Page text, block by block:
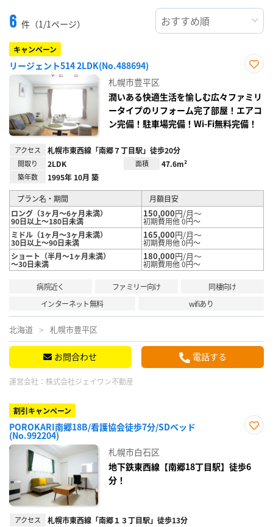
6 件（1/1ページ）
キャンペーン
リージェント514 2LDK(No.488694)
り登
録
札幌市豊平区
潤いある快適生活を愉しむ広々ファミリ
ータイプのリフォーム完了部屋！エアコ
ン完備！駐車場完備！Wi-Fi無料完備！
アクセス 札幌市東西線「南郷７丁目駅」徒歩20分
間取り 2LDK 面積 47.6m²
築年数 1995年 10月 築
プラン名・期間
月額目安
ロング（3ヶ月～6ヶ月未満）
90日以上～180日未満
150,000円/月～
初期費用他 0円～
ミドル（1ヶ月～3ヶ月未満）
30日以上～90日未満
165,000円/月～
初期費用他 0円～
ショート（半月～1ヶ月未満）
～30日未満
180,000円/月～
初期費用他 0円～
病院近く ファミリー向け
同棲向け
インターネット無料
wifiあり
北海道 札幌市豊平区
お問合わせ 電話する
運営会社： 株式会社ジェイワン不動産
割引キャンペーン
POROKARI南郷18B/看護協会徒歩7分/SDベッド
(No.992204)
録
札幌市白石区
地下鉄東西線【南郷18丁目駅】徒歩6
分！
アクセス 札幌市東西線「南郷１３丁目駅」徒歩13分